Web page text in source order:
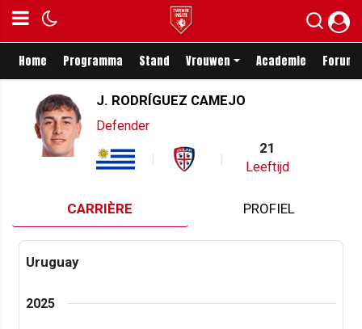
Home Programma Stand Vrouwen Academie Forum
J. RODRÍGUEZ CAMEJO
Defender
21
Leeftijd
CARRIÈRE PROFIEL
Uruguay
2025